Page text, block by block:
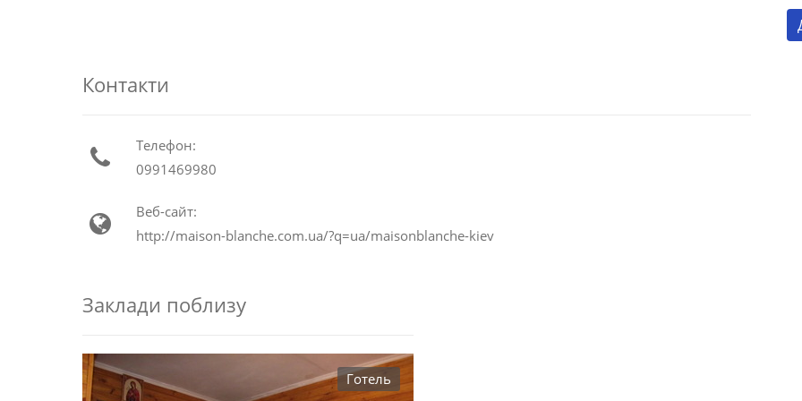
Контакти
Телефон:
0991469980
Веб-сайт:
http://maison-blanche.com.ua/?q=ua/maisonblanche-kiev
Заклади поблизу
Готель